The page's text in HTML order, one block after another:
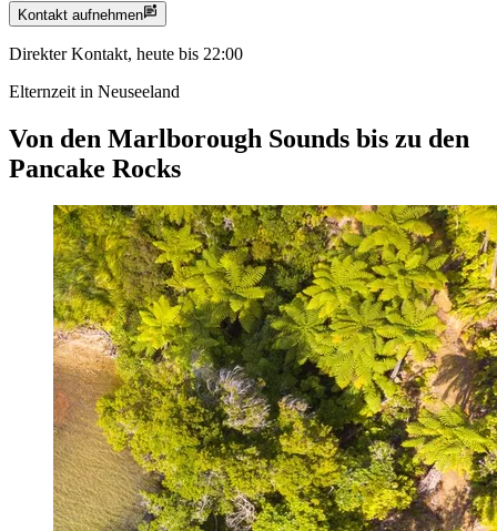
Kontakt aufnehmen
Direkter Kontakt, heute bis 22:00
Elternzeit in Neuseeland
Von den Marlborough Sounds bis zu den
Pancake Rocks